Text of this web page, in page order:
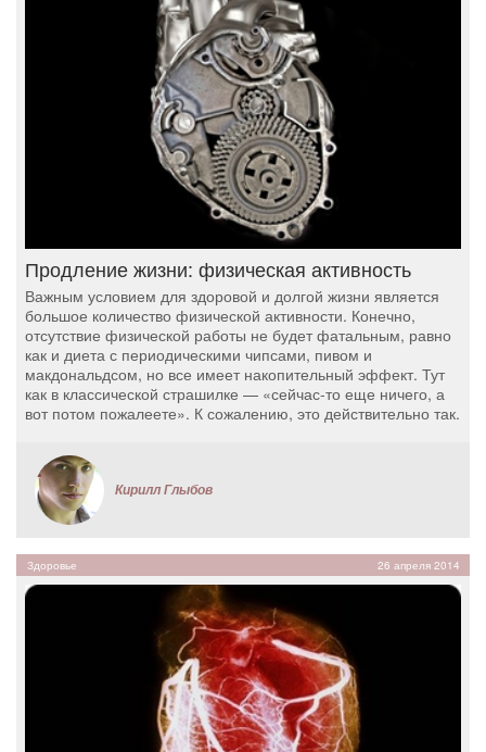
Продление жизни: физическая активность
Важным условием для здоровой и долгой жизни является
большое количество физической активности. Конечно,
отсутствие физической работы не будет фатальным, равно
как и диета с периодическими чипсами, пивом и
макдональдсом, но все имеет накопительный эффект. Тут
как в классической страшилке — «сейчас-то еще ничего, а
вот потом пожалеете». К сожалению, это действительно так.
Кирилл Глыбов
Здоровье 26 апреля 2014